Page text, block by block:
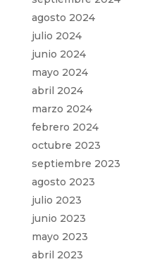
agosto 2024
julio 2024
junio 2024
mayo 2024
abril 2024
marzo 2024
febrero 2024
octubre 2023
septiembre 2023
agosto 2023
julio 2023
junio 2023
mayo 2023
abril 2023